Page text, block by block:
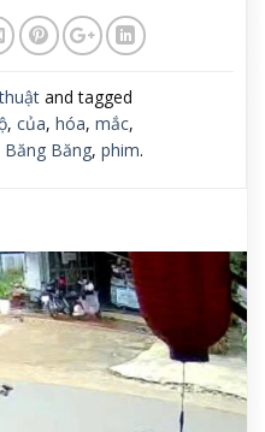
and tagged
, của, hóa, mắc,
Băng Băng, phim.